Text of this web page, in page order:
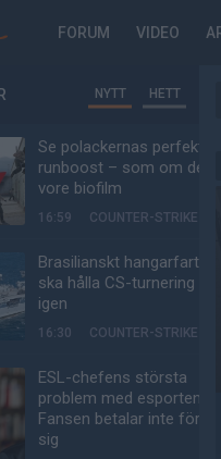
FORUM VIDEO
NYTT HETT
Se polackernas perfekta
runboost – som om det
vore biofilm
16:59 COUNTER-STRIKE
Brasilianskt hangarfartyg
ska hålla CS-turnering –
igen
16:30 COUNTER-STRIKE
ESL-chefens största
problem med esporten:
Fansen betalar inte för
sig